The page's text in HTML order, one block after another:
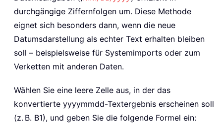
durchgängige Ziffernfolgen um. Diese Methode
eignet sich besonders dann, wenn die neue
Datumsdarstellung als echter Text erhalten bleiben
soll – beispielsweise für Systemimports oder zum
Verketten mit anderen Daten.
Wählen Sie eine leere Zelle aus, in der das
konvertierte yyyymmdd-Textergebnis erscheinen soll
(z. B. B1), und geben Sie die folgende Formel ein: